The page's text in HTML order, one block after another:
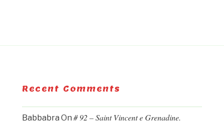
Recent Comments
Babbabra On # 92 – Saint Vincent e Grenadine.